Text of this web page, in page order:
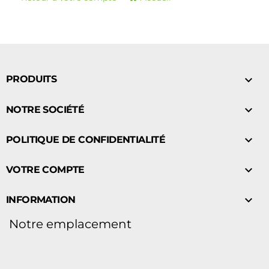
PRODUITS 
NOTRE SOCIÉTÉ 
POLITIQUE DE CONFIDENTIALITÉ 
VOTRE COMPTE 
INFORMATION

Notre emplacement